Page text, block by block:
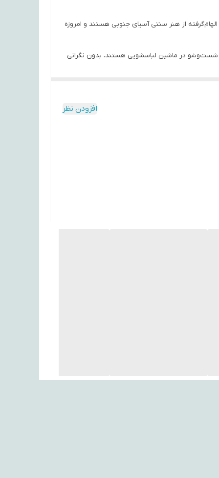
الهام‌گرفته از هنر سنتی آسیای جنوبی هستند و امروزه
شست‌وشو در ماشین لباسشویی هستند، بدون نگرانی
افزودن نظر